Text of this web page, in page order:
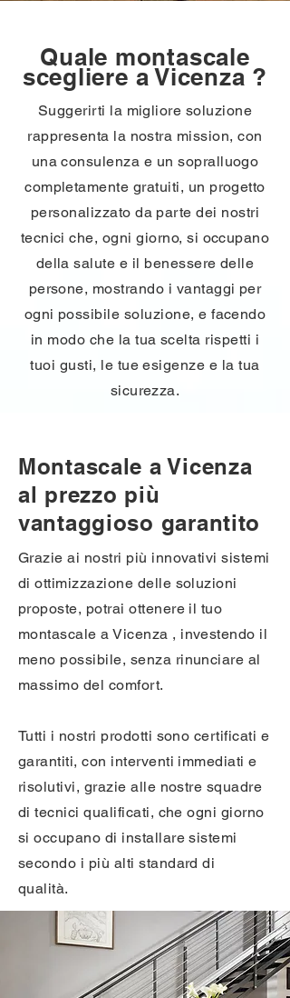
Quale montascale
scegliere a Vicenza ?
Suggerirti la migliore soluzione
rappresenta la nostra mission, con
una consulenza e un sopralluogo
completamente gratuiti, un progetto
personalizzato da parte dei nostri
tecnici che, ogni giorno, si occupano
della salute e il benessere delle
persone, mostrando i vantaggi per
ogni possibile soluzione, e facendo
in modo che la tua scelta rispetti i
tuoi gusti, le tue esigenze e la tua
sicurezza.
Montascale a Vicenza
al prezzo più
vantaggioso garantito
Grazie ai nostri più innovativi sistemi
di ottimizzazione delle soluzioni
proposte, potrai ottenere il tuo
montascale a Vicenza , investendo il
meno possibile, senza rinunciare al
massimo del comfort.
Tutti i nostri prodotti sono certificati e
garantiti, con interventi immediati e
risolutivi, grazie alle nostre squadre
di tecnici qualificati, che ogni giorno
si occupano di installare sistemi
secondo i più alti standard di
qualità.